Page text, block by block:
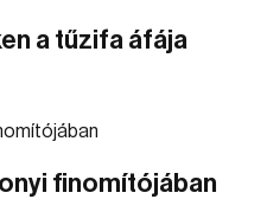
a tűzifa áfája
finomítójában